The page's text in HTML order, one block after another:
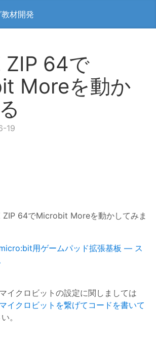
材開発
ZIP 64で
Moreを動か
19
64でMicrobit Moreを動かしてみま
用ゲームパッド拡張基板 — ス
イクロビットの設定に関しましては
イクロビットを繋げてコードを書いて
。